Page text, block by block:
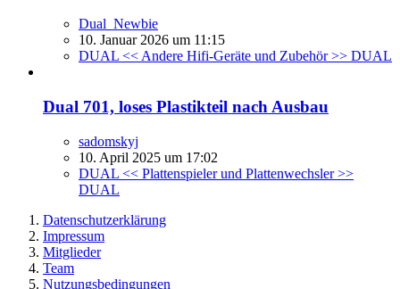
Dual_Newbie
10. Januar 2026 um 11:15
DUAL << Andere Hifi-Geräte und Zubehör >> DUAL
Dual 701, loses Plastikteil nach Ausbau
sadomskyj
10. April 2025 um 17:02
DUAL << Plattenspieler und Plattenwechsler >>
DUAL
Datenschutzerklärung
Impressum
Mitglieder
Team
Nutzungsbedingungen